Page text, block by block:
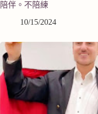
陪伴。不陪練
10/15/2024